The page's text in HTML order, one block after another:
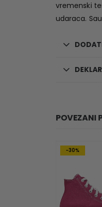
vremenski
udaraca.
POVEZANI
-30%